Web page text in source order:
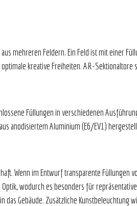
mehreren Feldern. Ein Feld ist mit einer
kreative Freiheiten. AR-Sektionaltore
Füllungen in verschiedenen
anodisiertem Aluminium (E6/EV1)
Wenn im Entwurf transparente Füllungen
wodurch es besonders für
Gebäude. Zusätzliche Kunstbeleuchtung